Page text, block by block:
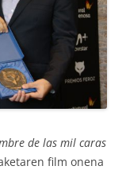
de las mil caras
film onena